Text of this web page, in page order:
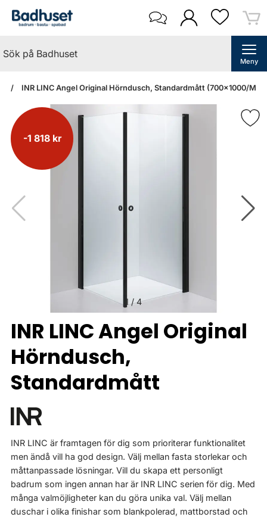
Meny
INR LINC Angel Original Hörndusch, Standardmått (700x1000/
-1 818 kr
1/4
INR LINC Angel Original
Hörndusch,
Standardmått
INR LINC är framtagen för dig som prioriterar funktionalitet
men ändå vill ha god design. Välj mellan fasta storlekar och
måttanpassade lösningar. Vill du skapa ett personligt
badrum som ingen annan har är INR LINC serien för dig. Med
många valmöjligheter kan du göra unika val. Välj mellan
duschar i olika finishar som blankpolerad, mattborstad och